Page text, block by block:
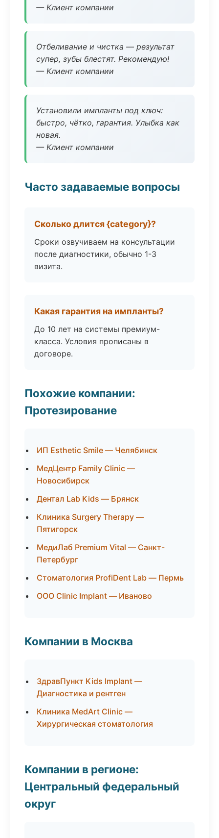
— Клиент компании
Отбеливание и чистка — результат
супер, зубы блестят. Рекомендую!
— Клиент компании
Установили импланты под ключ:
быстро, чётко, гарантия. Улыбка как
новая.
— Клиент компании
Часто задаваемые вопросы
Сколько длится {category}?
Сроки озвучиваем на консультации
после диагностики, обычно 1-3
визита.
Какая гарантия на импланты?
До 10 лет на системы премиум-
класса. Условия прописаны в
договоре.
Похожие компании:
Протезирование
ИП Esthetic Smile — Челябинск
МедЦентр Family Clinic —
Новосибирск
Дентал Lab Kids — Брянск
Клиника Surgery Therapy —
Пятигорск
МедиЛаб Premium Vital — Санкт-
Петербург
Стоматология ProfiDent Lab — Пермь
ООО Clinic Implant — Иваново
Компании в Москва
ЗдравПункт Kids Implant —
Диагностика и рентген
Клиника MedArt Clinic —
Хирургическая стоматология
Компании в регионе:
Центральный федеральный
округ